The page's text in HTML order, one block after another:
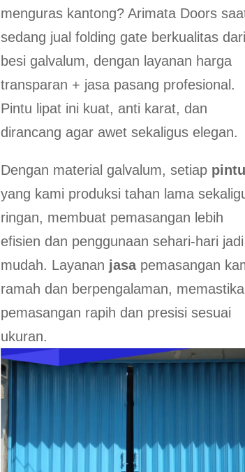
hingga
menguras kantong? Arimata Doors
sedang jual folding gate berkualitas
besi galvalum, dengan layanan harga
transparan + jasa pasang profesional.
Pintu lipat ini kuat, anti karat, dan
dirancang agar awet sekaligus elegan.
Dengan material galvalum, setiap
yang kami produksi tahan lama
ringan, membuat pemasangan lebih
efisien dan penggunaan sehari-hari jadi
mudah. Layanan jasapemasangan
ramah dan berpengalaman,
pemasangan rapih dan presisi sesuai
ukuran.